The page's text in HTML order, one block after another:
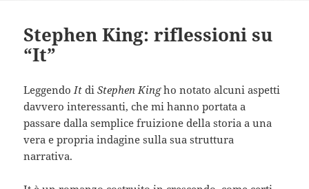
Stephen King: riflessioni su
“It”
LeggendoIt diStephen Kingho notato alcuni aspetti
davvero interessanti, che mi hanno portata a
passare dalla semplice fruizione della storia a una
vera e propria indagine sulla sua struttura
narrativa.